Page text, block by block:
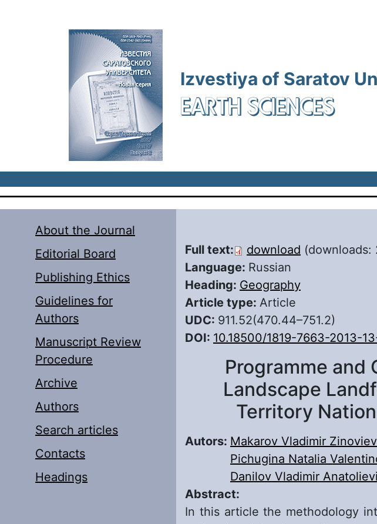
Izvestiya of Saratov
EARTH SCIENCES
About the Journal
Editorial Board
Publishing Ethics
Guidelines for
Authors
Manuscript Review
Procedure
Archive
Authors
Search articles
Contacts
Headings
Full text: download (downloads:
Language: Russian
Heading: Geography
Article type: Article
UDC: 911.52(470.44–751.2)
DOI: 10.18500/1819-7663-2013-
Programme and
Landscape
Territory
Autors: Makarov Vladimir
Pichugina Natalia
Danilov Vladimir
Abstract:
In this article the methodology